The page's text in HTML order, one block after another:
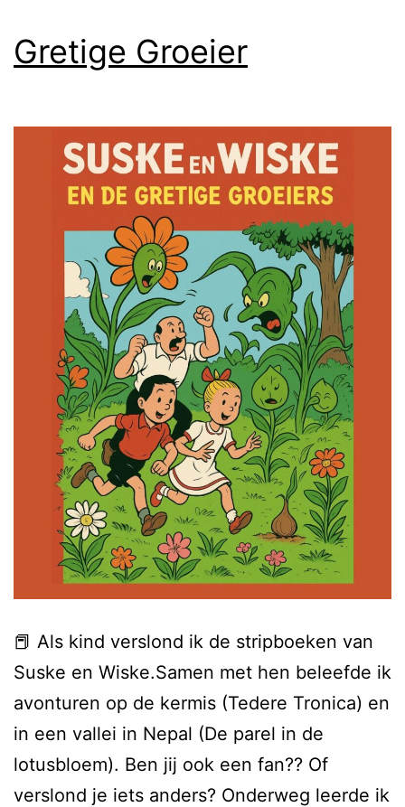
Gretige Groeier
📕 Als kind verslond ik de stripboeken van
Suske en Wiske.Samen met hen beleefde ik
avonturen op de kermis (Tedere Tronica) en
in een vallei in Nepal (De parel in de
lotusbloem). Ben jij ook een fan?? Of
verslond je iets anders? Onderweg leerde ik